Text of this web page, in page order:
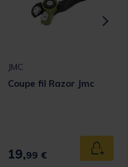
panier
JMC
Coupe fil Razor Jmc
19,99 €